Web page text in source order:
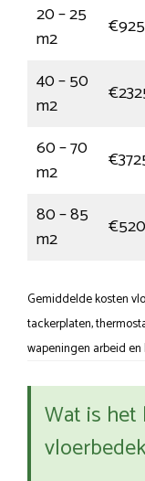
20 – 25
m2
40 – 50
m2
60 – 70
m2
80 – 85
m2
Gemiddelde kosten
tackerplaten,
wapeningen arbeid en
Wat is